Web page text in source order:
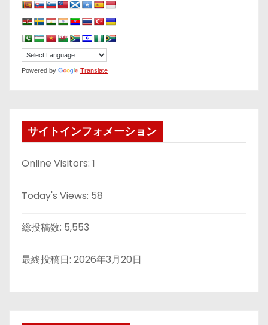
Powered by Translate
サイトインフォメーション
Online Visitors: 1
Today's Views: 58
総投稿数: 5,553
最終投稿日: 2026年3月20日